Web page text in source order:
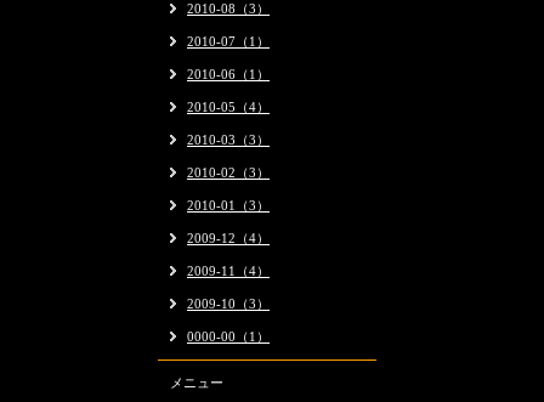
2010-08（3）
2010-07（1）
2010-06（1）
2010-05（4）
2010-03（3）
2010-02（3）
2010-01（3）
2009-12（4）
2009-11（4）
2009-10（3）
0000-00（1）
メニュー